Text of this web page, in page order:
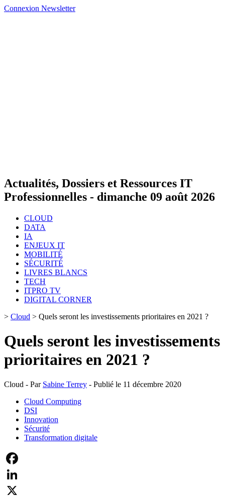
Connexion Newsletter
Actualités, Dossiers et Ressources IT
Professionnelles - dimanche 09 août 2026
CLOUD
DATA
IA
ENJEUX IT
MOBILITÉ
SÉCURITÉ
LIVRES BLANCS
TECH
ITPRO TV
DIGITAL CORNER
> Cloud > Quels seront les investissements prioritaires en 2021 ?
Quels seront les investissements
prioritaires en 2021 ?
Cloud - Par Sabine Terrey - Publié le 11 décembre 2020
Cloud Computing
DSI
Innovation
Sécurité
Transformation digitale
Facebook
LinkedIn